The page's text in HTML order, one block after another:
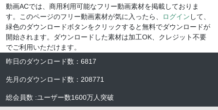
動画ACでは、商用利用可能なフリー動画素材を掲載しておりま
す。このページのフリー動画素材が気に入ったら、
ログイン して、
緑色のダウンロードボタンをクリックすると無料でダウンロードが
開始されます。ダウンロードした素材は加工OK、クレジット不要
でご利用いただけます。
昨日のダウンロード数 ： 6817
先月のダウンロード数 ： 208771
総会員数 :ユーザー数1600万人 突破